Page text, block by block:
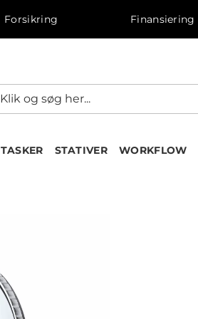
Forsikring Finansiering
TASKER STATIVER WORKFLOW